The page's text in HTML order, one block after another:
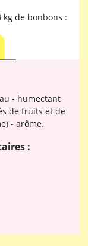
de bonbons :
- humectant
de fruits et de
- arôme.
: